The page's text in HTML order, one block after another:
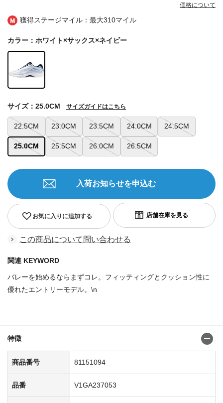
獲得ステージマイル：最大310マイル
価格について
カラー：ホワイト×サックス×ネイビー
22.5CM 23.0CM 23.5CM 24.0CM 24.5CM
25.0CM 25.5CM 26.0CM 26.5CM
サイズ：25.0CM サイズガイドはこちら
お気に入りに追加する
入荷お知らせを申込む
この商品について問い合わせる
関連 KEYWORD
バレーを始めるならまずコレ。フィッティングとクッション性に
優れたエントリーモデル。\n
特徴
商品番号 81151094
品番 V1GA237053